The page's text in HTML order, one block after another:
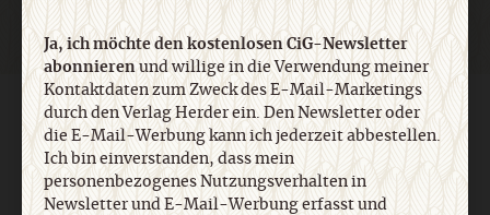
AGB und Widerrufsbelehrung Datenschutz
Barrierefreiheit
Impressum
Vertrag widerrufen Abo online kündigen
Ja, ich möchte den kostenlosen CiG-Newsletter
abonnierenund willige in die Verwendung meiner
Kontaktdaten zum Zweck des E-Mail-Marketings
durch den Verlag Herder ein. Den Newsletter oder
die E-Mail-Werbung kann ich jederzeit abbestellen.
Ich bin einverstanden, dass mein
personenbezogenes Nutzungsverhalten in
Newsletter und E-Mail-Werbung erfasst und